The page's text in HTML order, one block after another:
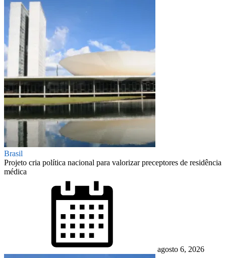
Brasil
Projeto cria política nacional para valorizar preceptores de residência
médica
agosto 6, 2026